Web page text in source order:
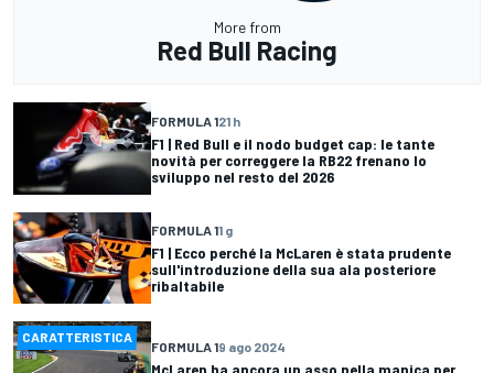
More from
Red Bull Racing
FORMULA 121 h
F1 | Red Bull e il nodo budget cap: le tante
novità per correggere la RB22 frenano lo
sviluppo nel resto del 2026
FORMULA 11 g
F1 | Ecco perché la McLaren è stata prudente
sull'introduzione della sua ala posteriore
ribaltabile
CARATTERISTICA
FORMULA 19 ago 2024